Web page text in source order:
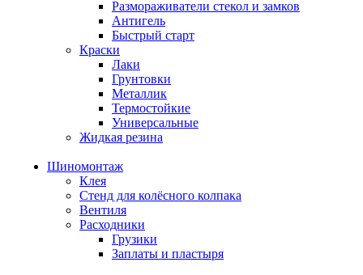
Размораживатели стекол и замков
Антигель
Быстрый старт
Краски
Лаки
Грунтовки
Металлик
Термостойкие
Универсальные
Жидкая резина
Шиномонтаж
Клея
Стенд для колёсного колпака
Вентиля
Расходники
Грузики
Заплаты и пластыря